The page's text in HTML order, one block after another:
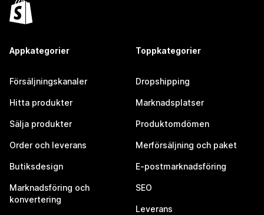
Appkategorier
Försäljningskanaler
Hitta produkter
Sälja produkter
Order och leverans
Butiksdesign
Marknadsföring och
konvertering
Toppkategorier
Dropshipping
Marknadsplatser
Produktomdömen
Merförsäljning och paket
E-postmarknadsföring
SEO
Leverans